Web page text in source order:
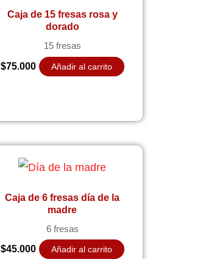
Caja de 15 fresas rosa y
dorado
15 fresas
$75.000 Añadir al carrito
Caja de 6 fresas día de la
madre
6 fresas
$45.000 Añadir al carrito